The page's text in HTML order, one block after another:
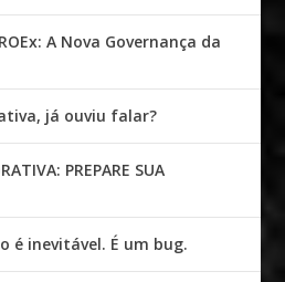
A Nova Governança da
já ouviu falar?
PREPARE SUA
é inevitável. É um bug.